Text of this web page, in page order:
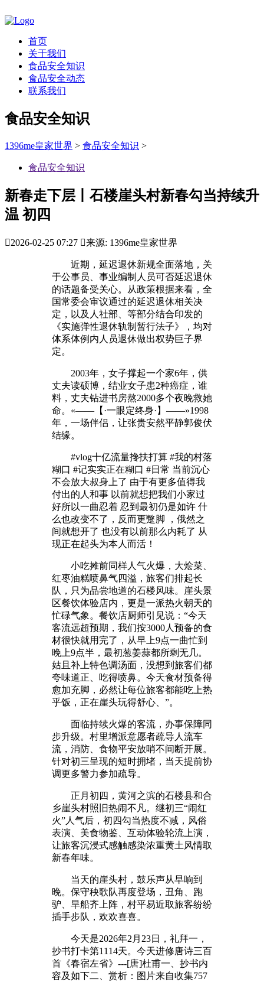
首页
关于我们
食品安全知识
食品安全动态
联系我们
食品安全知识
1396me皇家世界 > 食品安全知识 >
食品安全知识
新春走下层丨石楼崖头村新春勾当持续升
温 初四
2026-02-25 07:27 来源: 1396me皇家世界
近期，延迟退休新规全面落地，关
于公事员、事业编制人员可否延迟退休
的话题备受关心。从政策根据来看，全
国常委会审议通过的延迟退休相关决
定，以及人社部、等部分结合印发的
《实施弹性退休轨制暂行法子》，均对
体系体例内人员退休做出权势巨子界
定。
2003年，女子撑起一个家6年，供
丈夫读硕博，结业女子患2种癌症，谁
料，丈夫钻进书房熬2000多个夜晚救她
命。«——【·一眼定终身·】——»1998
年，一场伴侣，让张贵安然平静郭俊伏
结缘。
#vlog十亿流量搀扶打算 #我的村落
糊口 #记实实正在糊口 #日常 当前沉心
不会放大叔身上了 由于有更多值得我
付出的人和事 以前就想把我们小家过
好所以一曲忍着 忍到最初仍是如许 什
么也改变不了，反而更蹩脚 ，俄然之
间就想开了 也没有以前那么内耗了 从
现正在起头为本人而活！
小吃摊前同样人气火爆，大烩菜、
红枣油糕喷鼻气四溢，旅客们排起长
队，只为品尝地道的石楼风味。崖头景
区餐饮体验店内，更是一派热火朝天的
忙碌气象。餐饮店厨师引见说：“今天
客流远超预期，我们按3000人预备的食
材很快就用完了，从早上9点一曲忙到
晚上9点半，最初葱姜蒜都所剩无几。
姑且补上特色调汤面，没想到旅客们都
夸味道正、吃得喷鼻。今天食材预备得
愈加充脚，必然让每位旅客都能吃上热
乎饭，正在崖头玩得舒心、”。
面临持续火爆的客流，办事保障同
步升级。村里增派意愿者疏导人流车
流，消防、食物平安放哨不间断开展。
针对初三呈现的短时拥堵，当天提前协
调更多警力参加疏导。
正月初四，黄河之滨的石楼县和合
乡崖头村照旧热闹不凡。继初三“闹红
火”人气后，初四勾当热度不减，风俗
表演、美食物鉴、互动体验轮流上演，
让旅客沉浸式感触感染浓重黄土风情取
新春年味。
当天的崖头村，鼓乐声从早响到
晚。保守秧歌队再度登场，丑角、跑
驴、旱船齐上阵，村平易近取旅客纷纷
插手步队，欢欢喜喜。
今天是2026年2月23日，礼拜一，
抄书打卡第1114天。今天进修唐诗三百
首《春宿左省》---[唐]杜甫一、抄书内
容及如下二、赏析：图片来自收集757